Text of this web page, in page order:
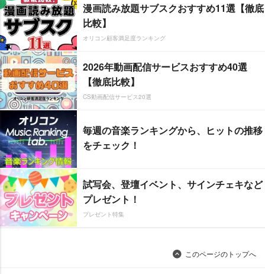
漫画読み放題サブスクおすすめ11選【徹底
比較】
オリコン顧客満足度ランキング
2026年動画配信サービスおすすめ40選
【徹底比較】
CS動画配信サービス20選
毎週の音楽ランキングから、ヒットの推移
をチェック！
試写会、登壇イベント、サインチェキなど
プレゼント！
プレゼント特集
このページのトップへ